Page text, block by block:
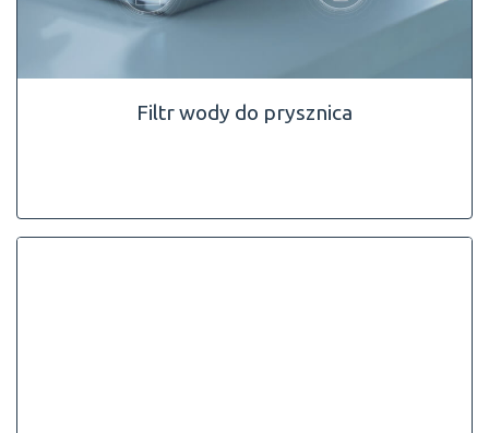
Filtr wody do prysznica